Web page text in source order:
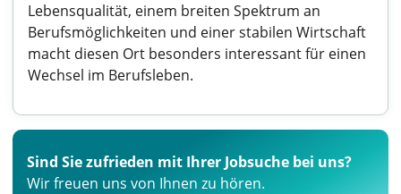
Lebensqualität, einem breiten Spektrum an
Berufsmöglichkeiten und einer stabilen Wirtschaft
macht diesen Ort besonders interessant für einen
Wechsel im Berufsleben.
Sind Sie zufrieden mit Ihrer Jobsuche bei uns?
Wir freuen uns von Ihnen zu hören.